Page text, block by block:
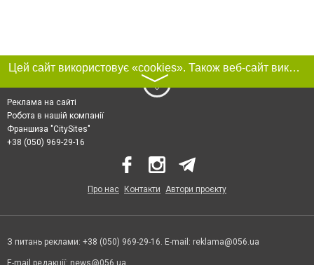
Цей сайт використовує «cookies». Також веб-сайт використовує інтернет-сервіс для збору технічних даних стосовно відвідувачів з метою отримання маркетингової та статистичної інформації. Умови обробки даних відвідувачів сайту див.
〉
Реклама на сайті
Робота в нашій компанії
Франшиза "CitySites"
+38 (050) 969-29-16
Про нас Контакти Автори проєкту
З питань реклами: +38 (050) 969-29-16. E-mail: reklama@056.ua
E-mail редакції: news@056.ua